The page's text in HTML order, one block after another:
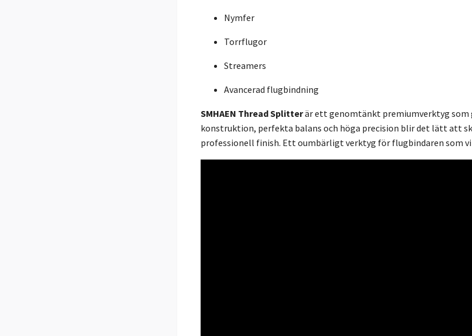
Nymfer
Torrflugor
Streamers
Avancerad flugbindning
SMHAEN Thread Splitterär ett genomtänkt premiumverktyg som
konstruktion, perfekta balans och höga precision blir det lätt att
professionell finish. Ett oumbärligt verktyg för flugbindaren som